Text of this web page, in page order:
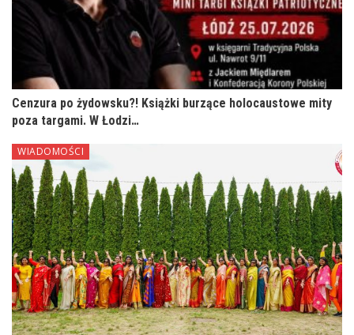
Cenzura po żydowsku?! Książki burzące holocaustowe mity
poza targami. W Łodzi…
WIADOMOŚCI